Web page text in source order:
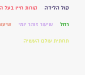
קול הלידה קורות חייו בעל
רחל שיעור זוהר יומי
תחתית עולם העשיה